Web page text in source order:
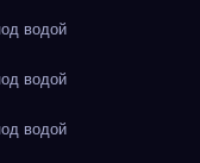
водой
водой
водой